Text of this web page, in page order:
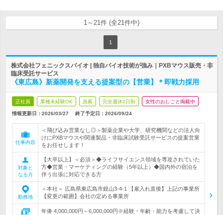
1～21件 (全21件中)
1
株式会社フェニックスバイオ | 独自バイオ技術が強み｜PXBマウス販売・非
臨床受託サービス
《東広島》新薬開発を支える提案型の【営業】＊即戦力採用
正社員 業種未経験OK 急募 完全週休2日制 女性のおしごと掲載中
情報更新日：2026/03/27 終了予定日： 2026/09/24
仕事内容
＜飛び込み営業なし◎＞製薬企業や大学、研究機関などの法人向
けにPXBマウスや関連製品・非臨床試験受託サービスの提案営業
をお任せします！
対象と
なる方
【大卒以上】＜必須＞◆ライフサイエンス領域を専攻されていた
方◆営業・マーケティングの経験（5年以上）◆国内外の宿泊を
伴う出張に対応できる方
勤務地
＜本社＞ 広島県東広島市鏡山3-4-1 【雇入れ直後】上記の事業所
【変更の範囲】会社の定める事業所
年俸 4,000,000円～6,000,000円※経験・年齢・能力を考慮して決